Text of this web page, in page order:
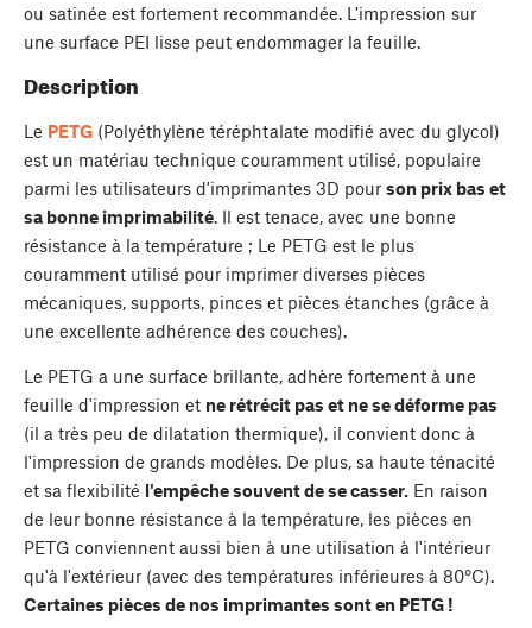
ou satinée est fortement recommandée. L'impression sur
une surface PEI lisse peut endommager la feuille.
Description
Le PETG (Polyéthylène téréphtalate modifié avec du glycol)
est un matériau technique couramment utilisé, populaire
parmi les utilisateurs d'imprimantes 3D pour son prix bas et
sa bonne imprimabilité. Il est tenace, avec une bonne
résistance à la température ; Le PETG est le plus
couramment utilisé pour imprimer diverses pièces
mécaniques, supports, pinces et pièces étanches (grâce à
une excellente adhérence des couches).
Le PETG a une surface brillante, adhère fortement à une
feuille d'impression et ne rétrécit pas et ne se déforme pas
(il a très peu de dilatation thermique), il convient donc à
l'impression de grands modèles. De plus, sa haute ténacité
et sa flexibilité l'empêche souvent de se casser. En raison
de leur bonne résistance à la température, les pièces en
PETG conviennent aussi bien à une utilisation à l'intérieur
qu'à l'extérieur (avec des températures inférieures à 80°C).
Certaines pièces de nos imprimantes sont en PETG !